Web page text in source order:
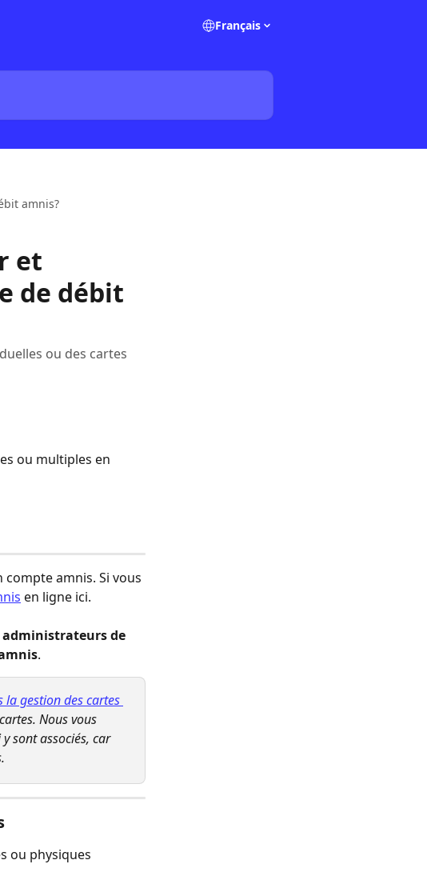
Français
amnis?
et
de débit
ou des cartes
ou multiples en
amnis. Si vous
en ligne ici.
de
.
gestion des cartes
Nous vous
sont associés, car
ou physiques